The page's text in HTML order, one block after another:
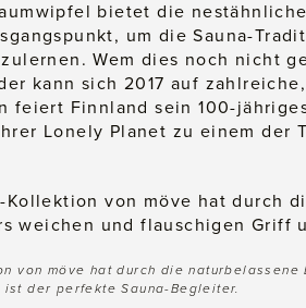
bietet die
um die Sauna-
Wem dies noch nicht
kann sich 2017 auf
feiert Finnland sein 100-
Lonely Planet zu einem der
von möve hat durch die
der perfekte Sauna-Begleiter.